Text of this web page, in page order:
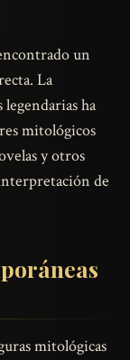
un
La
ha
mitológicos
y otros
de
mitológicas